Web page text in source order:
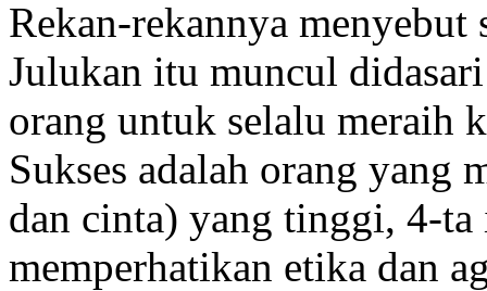
Rekan-rekannya
Julukan itu muncul
orang untuk selalu meraih
Sukses adalah orang yang
dan cinta) yang tinggi, 4-
memperhatikan etika dan